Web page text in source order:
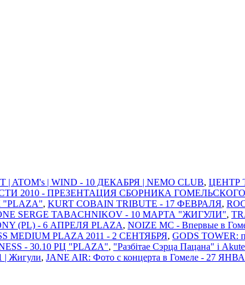
| WIND - 10 ДЕКАБРЯ | NEMO CLUB, ЦЕНТР
2010 - ПРЕЗЕНТАЦИЯ СБОРНИКА ГОМЕЛЬСКОГО
"PLAZA", KURT COBAIN TRIBUTE - 17 ФЕВРАЛЯ,
SERGE TABACHNIKOV - 10 МАРТА "ЖИГУЛИ",
(PL) - 6 АПРЕЛЯ PLAZA, NOIZE MC - Впервые в
MEDIUM PLAZA 2011 - 2 СЕНТЯБРЯ, GODS TOWER:
- 30.10 РЦ "PLAZA", "Разбітае Сэрца Пацана" і
| Жигули, JANE AIR: Фото с концерта в Гомеле - 27